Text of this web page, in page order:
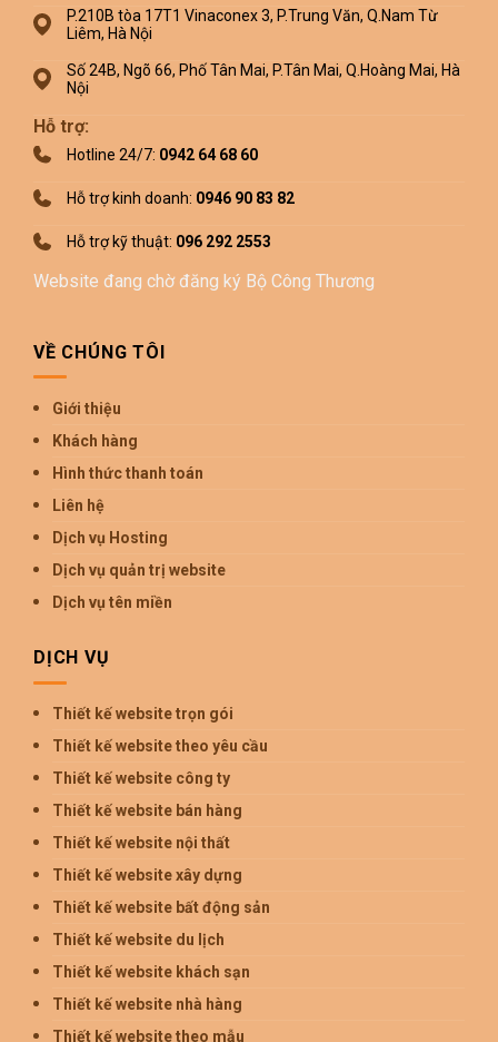
P.210B tòa 17T1 Vinaconex 3, P.Trung Văn, Q.Nam Từ
Liêm, Hà Nội
Số 24B, Ngõ 66, Phố Tân Mai, P.Tân Mai, Q.Hoàng Mai, Hà
Nội
Hỗ trợ:
Hotline 24/7: 0942 64 68 60
Hỗ trợ kinh doanh: 0946 90 83 82
Hỗ trợ kỹ thuật: 096 292 2553
Website đang chờ đăng ký Bộ Công Thương
VỀ CHÚNG TÔI
Giới thiệu
Khách hàng
Hình thức thanh toán
Liên hệ
Dịch vụ Hosting
Dịch vụ quản trị website
Dịch vụ tên miền
DỊCH VỤ
Thiết kế website trọn gói
Thiết kế website theo yêu cầu
Thiết kế website công ty
Thiết kế website bán hàng
Thiết kế website nội thất
Thiết kế website xây dựng
Thiết kế website bất động sản
Thiết kế website du lịch
Thiết kế website khách sạn
Thiết kế website nhà hàng
Thiết kế website theo mẫu